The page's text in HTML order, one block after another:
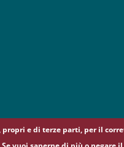
e di terze parti, per il